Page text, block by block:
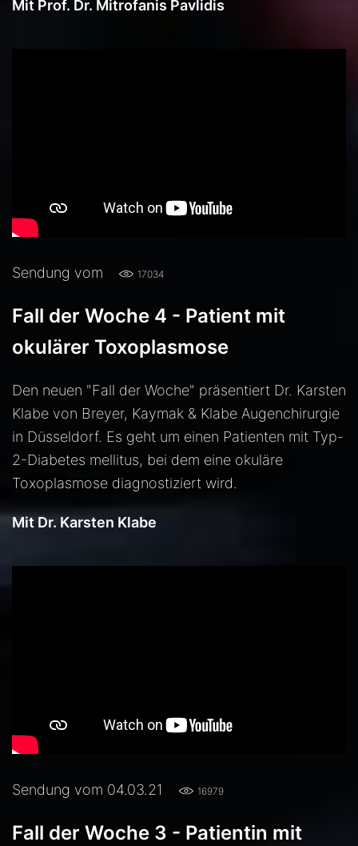
Mit Prof. Dr. Mitrofanis Pavlidis
Sendung vom 17034
Fall der Woche 4 - Patient mit
okulärer Toxoplasmose
Den neuen "Fall der Woche" präsentiert Dr. Karsten
Klabe von Breyer, Kaymak & Klabe Augenchirurgie
in Düsseldorf. Es geht um einen Patienten mit Typ-
2-Diabetes mellitus, bei dem eine okuläre
Toxoplasmose diagnostiziert wird.
Mit Dr. Karsten Klabe
Sendung vom 04.03.21 16979
Fall der Woche 3 - Patientin mit